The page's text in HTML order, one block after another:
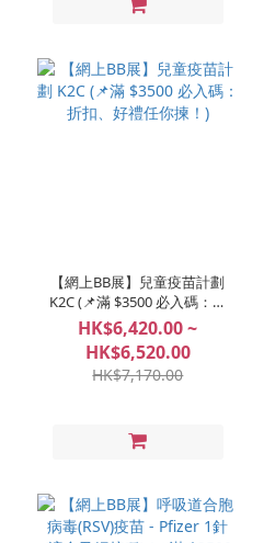
【網上BB展】兒童疫苗計劃
K2C (📌滿 $3500 必入碼：折
扣、好禮任你揀！)
HK$6,420.00 ~
HK$6,520.00
HK$7,170.00